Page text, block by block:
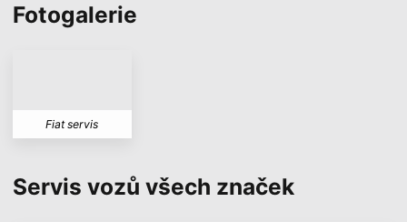
Fotogalerie
Fiat servis
Servis vozů všech značek